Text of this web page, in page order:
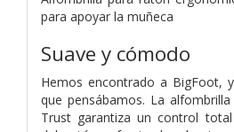
para apoyar la muñeca
Suave y cómodo
Hemos encontrado a BigFoot,
que pensábamos. La
Trust garantiza un control